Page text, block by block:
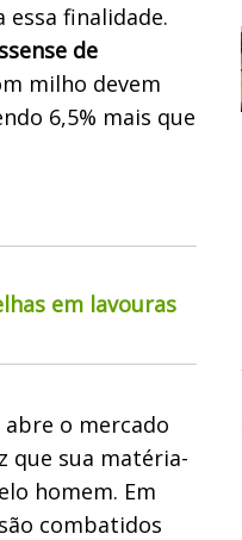
essa finalidade.
de
milho devem
6,5% mais que
em lavouras
o mercado
que sua matéria-
homem. Em
combatidos